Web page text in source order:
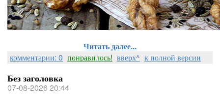
Читать далее...
комментарии: 0 понравилось! вверх^ к полной версии
Без заголовка
07-08-2026 20:44